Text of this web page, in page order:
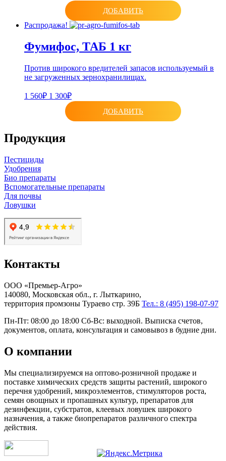
ДОБАВИТЬ
Распродажа!
Фумифос, ТАБ 1 кг
Против широкого вредителей запасов используемый в
не загруженных зернохранилищах.
1 560₽ 1 300₽
ДОБАВИТЬ
Продукция
Пестициды
Удобрения
Био препараты
Вспомогательные препараты
Для почвы
Ловушки
Контакты
ООО «Премьер-Агро»
140080, Московская обл., г. Лыткарино,
территория промзоны Тураево стр. 39Б Тел.: 8 (495) 198-07-97
Пн-Пт: 08:00 до 18:00 Сб-Вс: выходной. Выписка счетов,
документов, оплата, консультация и самовывоз в будние дни.
О компании
Мы специализируемся на оптово-розничной продаже и
поставке химических средств защиты растений, широкого
перечня удобрений, микроэлементов, стимуляторов роста,
семян овощных и пропашных культур, препаратов для
дезинфекции, субстратов, клеевых ловушек широкого
назначения, а также биопрепаратов различного спектра
действия.